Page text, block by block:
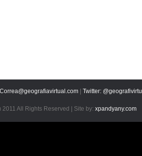
Twitter:
All Rights Reserved | Site by: xpandyany.com